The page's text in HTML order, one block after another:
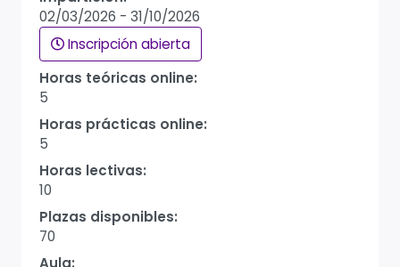
02/03/2026 - 31/10/2026
Inscripción abierta
Horas teóricas online:
5
Horas prácticas online:
5
Horas lectivas:
10
Plazas disponibles:
70
Aula: